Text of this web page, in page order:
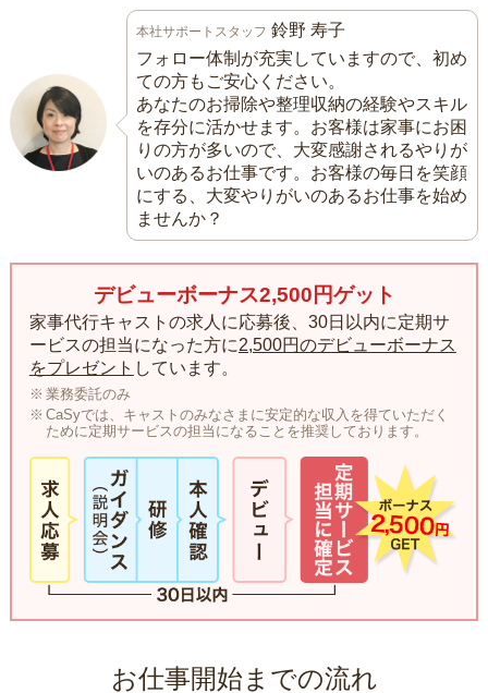
本社サポートスタッフ 鈴野 寿子
フォロー体制が充実していますので、初め
ての方もご安心ください。
あなたのお掃除や整理収納の経験やスキル
を存分に活かせます。お客様は家事にお困
りの方が多いので、大変感謝されるやりが
いのあるお仕事です。お客様の毎日を笑顔
にする、大変やりがいのあるお仕事を始め
ませんか？
デビューボーナス2,500円ゲット
家事代行キャストの求人に応募後、30日以内に定期サ
ービスの担当になった方に2,500円のデビューボーナス
をプレゼント しています。
業務委託のみ
CaSyでは、キャストのみなさまに安定的な収入を得ていただく
ために定期サービスの担当になることを推奨しております。
お仕事開始までの流れ